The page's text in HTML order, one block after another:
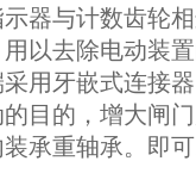
器与计数齿轮
以去除电动装
用牙嵌式连接
目的，增大闸
承重轴承。即